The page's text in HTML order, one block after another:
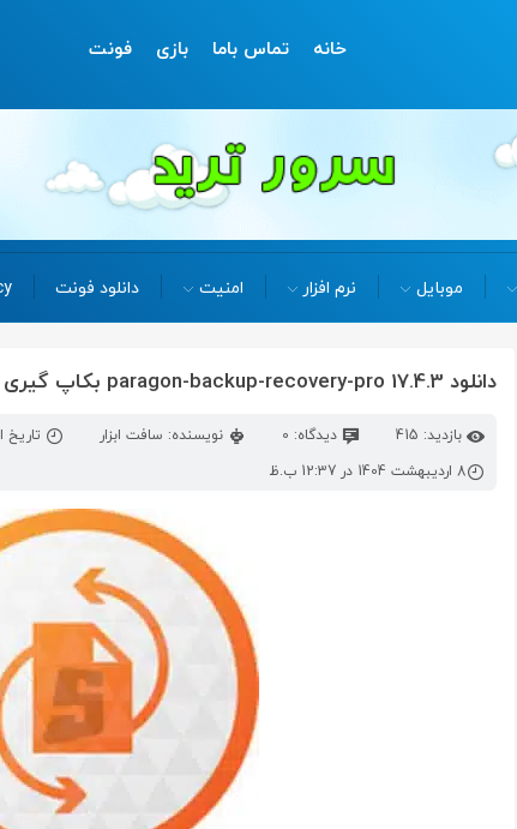
خانه تماس باما بازی فونت
موبایل نرم افزار امنیت دانلود فونت
دانلود 17.4.3 paragon-backup-recovery-pro بکاپ گیری از اطلاعات
بازدید: 415 دیدگاه: 0 نویسنده: سافت ابزار
تاریخ انتشار:
8 اردیبهشت 1404 در 12:37 ب.ظ